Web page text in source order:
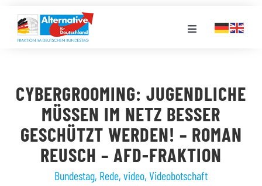
Inhalt
springen
Toggle
LANDESGRUPPEN
VERANSTALTUNGEN
CYBERGROOMING: JUGENDLICHE
MÜSSEN IM NETZ BESSER
GESCHÜTZT WERDEN! – ROMAN
REUSCH – AFD-FRAKTION
Bundestag, Rede, video, Videobotschaft